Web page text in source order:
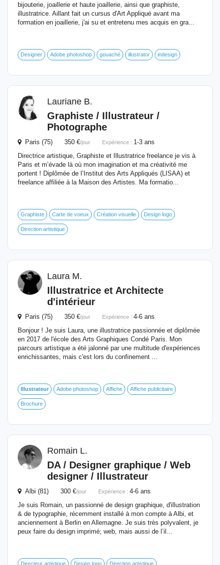
bijouterie, joaillerie et haute joaillerie, ainsi que graphiste,
illustratrice. Aillant fait un cursus d'Art Appliqué avant ma
formation en joaillerie, j'ai su et entretenu mes acquis en gra...
Designer Adobe photoshop gouaché illustrator indesign
Lauriane B.
Graphiste / Illustrateur /
Photographe
Paris (75) 350 €/jour Expérience : 1-3 ans
Directrice artistique, Graphiste et Illustratrice freelance je vis à
Paris et m’évade là où mon imagination et ma créativité me
portent ! Diplômée de l’Institut des Arts Appliqués (LISAA) et
freelance affiliée à la Maison des Artistes. Ma formatio...
Graphiste Carte de voeux Création visuelle Design logo
Direction artistique
Laura M.
Illustratrice et Architecte
d'intérieur
Paris (75) 350 €/jour Expérience : 4-6 ans
Bonjour ! Je suis Laura, une illustratrice passionnée et diplômée
en 2017 de l'école des Arts Graphiques Condé Paris. Mon
parcours artistique a été jalonné par une multitude d'expériences
enrichissantes, mais c'est lors du confinement ...
Illustrateur Adobe photoshop Affiche Affiche publicitaire
Brochure
Romain L.
DA / Designer graphique / Web
designer / Illustrateur
Albi (81) 300 €/jour Expérience : 4-6 ans
Je suis Romain, un passionné de design graphique, d'illustration
& de typographie, récemment installé à mon compte à Albi, et
anciennement à Berlin en Allemagne. Je suis très polyvalent, je
peux faire du design imprimé; web, mais aussi de l’il...
Directeur artistique Design logo Direction artistique